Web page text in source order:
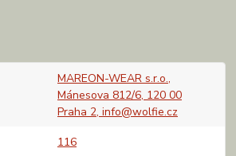
MAREON-WEAR s.r.o.,
Mánesova 812/6, 120 00
Praha 2, info@wolfie.cz
116